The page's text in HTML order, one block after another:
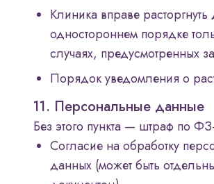
Клиника вправе
одностороннем порядке
случаях, предусмотренных
Порядок уведомления о
11. Персональные данные
Без этого пункта — штраф по
Согласие на обработку
данных (может быть